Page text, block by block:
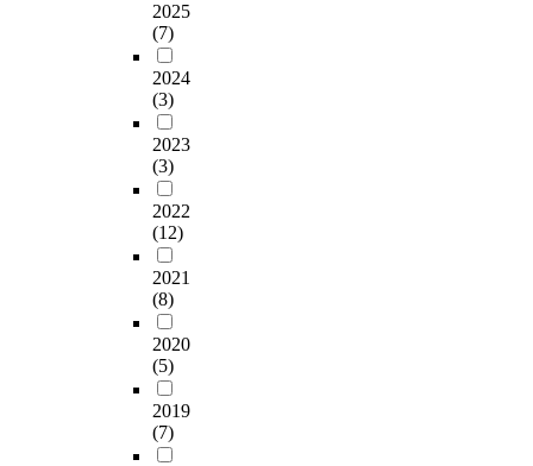
2025
(7)
2024
(3)
2023
(3)
2022
(12)
2021
(8)
2020
(5)
2019
(7)